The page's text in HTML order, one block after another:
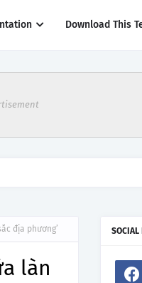
Download This
địa phương’
làn
SOCIAL